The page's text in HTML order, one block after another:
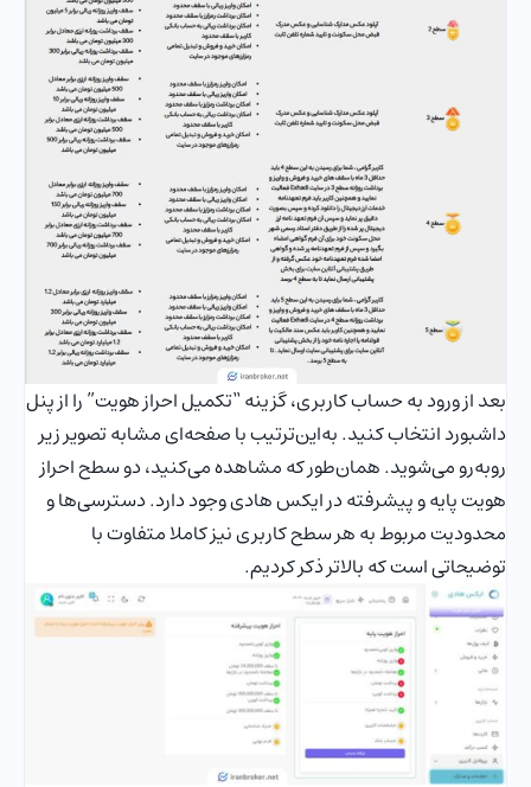
بعد از ورود به حساب کاربری، گزینه “تکمیل احراز هویت” را از پنل
داشبورد انتخاب کنید. به‌این‌ترتیب با صفحه‌ای مشابه تصویر زیر
روبه‌رو می‌شوید. همان‌طور که مشاهده می‌کنید، دو سطح احراز
هویت پایه و پیشرفته در ایکس هادی وجود دارد. دسترسی‌ها و
محدودیت مربوط به هر سطح کاربری نیز کاملا متفاوت با
توضیحاتی است که بالاتر ذکر کردیم.